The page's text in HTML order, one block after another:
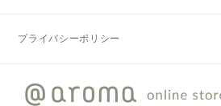
プライバシーポリシー